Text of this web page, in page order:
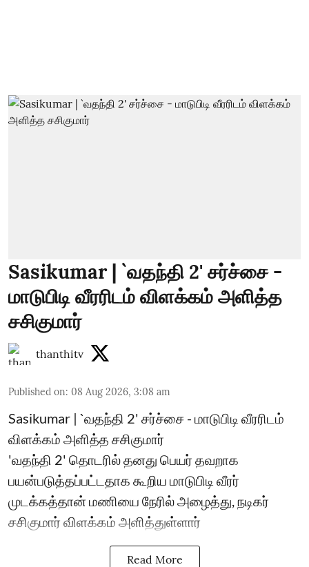
Sasikumar | `வதந்தி 2' சர்ச்சை -
மாடுபிடி வீரரிடம் விளக்கம் அளித்த
சசிகுமார்
thanthitv
Published on: 08 Aug 2026, 3:08 am
Sasikumar | `வதந்தி 2' சர்ச்சை - மாடுபிடி வீரரிடம்
விளக்கம் அளித்த சசிகுமார்
'வதந்தி 2' தொடரில் தனது பெயர் தவறாக
பயன்படுத்தப்பட்டதாக கூறிய மாடுபிடி வீரர்
முடக்கத்தான் மணியை நேரில் அழைத்து, நடிகர்
சசிகுமார் விளக்கம் அளித்துள்ளார்
Read More